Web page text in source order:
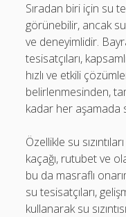
Sıradan biri için su
görünebilir, ancak
ve deneyimlidir.
tesisatçıları,
hızlı ve etkili
belirlenmesinden,
kadar her aşamada
Özellikle su
kaçağı, rutubet ve
bu da masraflı
su tesisatçıları,
kullanarak su